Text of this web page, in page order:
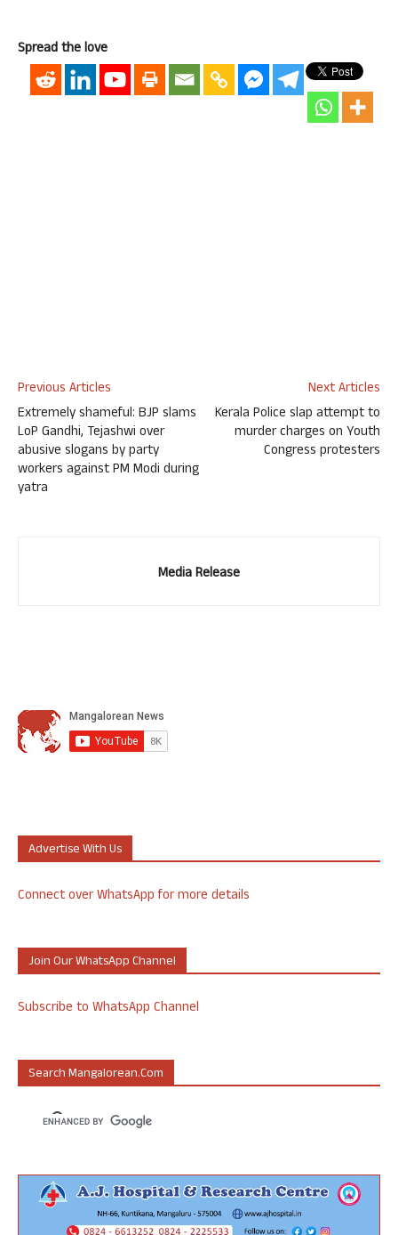
Spread the love
Previous Articles
Extremely shameful: BJP slams
LoP Gandhi, Tejashwi over
abusive slogans by party
workers against PM Modi during
yatra
Next Articles
Kerala Police slap attempt to
murder charges on Youth
Congress protesters
Media Release
Advertise With Us
Connect over WhatsApp for more details
Join Our WhatsApp Channel
Subscribe to WhatsApp Channel
Search Mangalorean.com